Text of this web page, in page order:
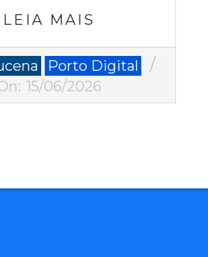
LEIA MAIS
Porto Digital
15/06/2026